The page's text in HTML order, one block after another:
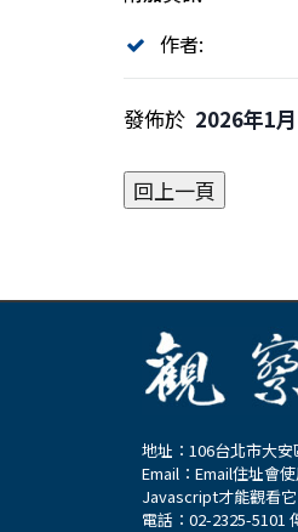
作者:
發佈於 2026年1
地址：106台北市大
Email： Email住址會
Javascript才能觀看它
電話：02-2325-5101